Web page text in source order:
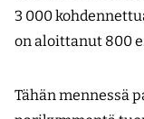
3 000
on aloittanut 800
Tähän mennessä